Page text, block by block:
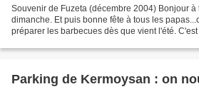
Souvenir de Fuzeta (décembre 2004) Bonjour à
dimanche. Et puis bonne fête à tous les
préparer les barbecues dès que vient l'été.
Parking de Kermoysan : on